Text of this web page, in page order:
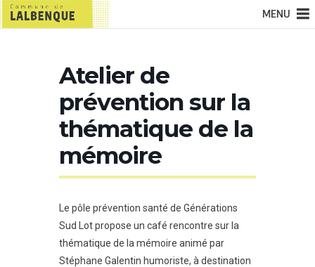
MENU
Atelier de
prévention sur la
thématique de la
mémoire
Le pôle prévention santé de Générations
Sud Lot propose un café rencontre sur la
thématique de la mémoire animé par
Stéphane Galentin humoriste, à destination